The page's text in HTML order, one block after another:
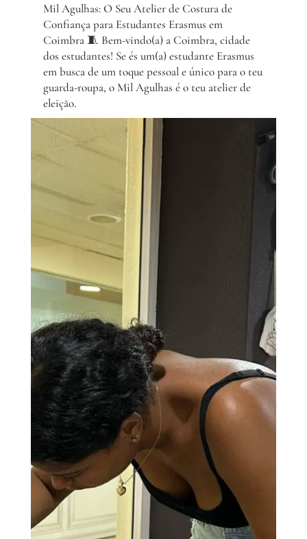
Mil Agulhas: O Seu Atelier de Costura de
Confiança para Estudantes Erasmus em
Coimbra 🧵 Bem-vindo(a) a Coimbra, cidade
dos estudantes! Se és um(a) estudante Erasmus
em busca de um toque pessoal e único para o teu
guarda-roupa, o Mil Agulhas é o teu atelier de
eleição.